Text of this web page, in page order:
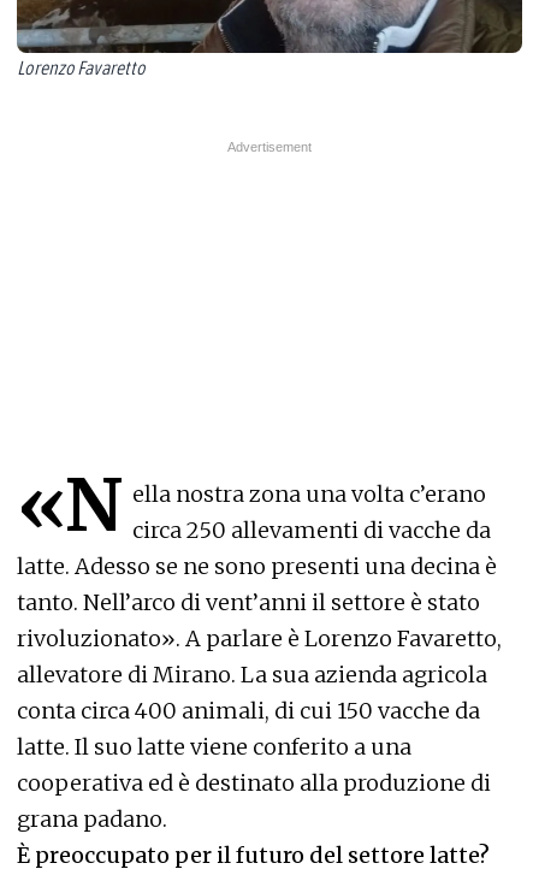
Lorenzo Favaretto
«N ella nostra zona una volta c’erano
circa 250 allevamenti di vacche da
latte. Adesso se ne sono presenti una decina è
tanto. Nell’arco di vent’anni il settore è stato
rivoluzionato». A parlare è Lorenzo Favaretto,
allevatore di Mirano. La sua azienda agricola
conta circa 400 animali, di cui 150 vacche da
latte. Il suo latte viene conferito a una
cooperativa ed è destinato alla produzione di
grana padano.
È preoccupato per il futuro del settore latte?